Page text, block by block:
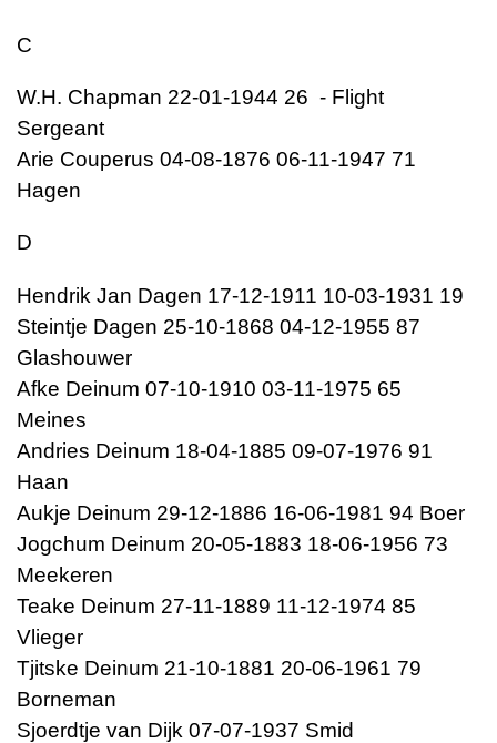
C
W.H. Chapman 22-01-1944 26 - Flight
Sergeant
Arie Couperus 04-08-1876 06-11-1947 71
Hagen
D
Hendrik Jan Dagen 17-12-1911 10-03-1931 19
Steintje Dagen 25-10-1868 04-12-1955 87
Glashouwer
Afke Deinum 07-10-1910 03-11-1975 65
Meines
Andries Deinum 18-04-1885 09-07-1976 91
Haan
Aukje Deinum 29-12-1886 16-06-1981 94 Boer
Jogchum Deinum 20-05-1883 18-06-1956 73
Meekeren
Teake Deinum 27-11-1889 11-12-1974 85
Vlieger
Tjitske Deinum 21-10-1881 20-06-1961 79
Borneman
Sjoerdtje van Dijk 07-07-1937 Smid